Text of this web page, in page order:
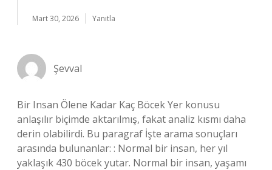
Mart 30, 2026 Yanıtla
Şevval
Bir Insan Ölene Kadar Kaç Böcek Yer konusu
anlaşılır biçimde aktarılmış, fakat analiz kısmı daha
derin olabilirdi. Bu paragraf İşte arama sonuçları
arasında bulunanlar: : Normal bir insan, her yıl
yaklaşık 430 böcek yutar. Normal bir insan, yaşamı